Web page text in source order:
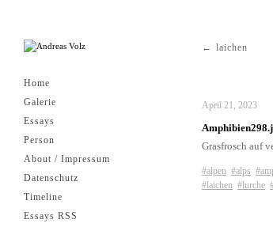
Home
Galerie
Essays
Person
About / Impressum
Datenschutz
Timeline
Essays RSS
laichen
April 21, 2023
Grasfrosch auf
#alpen #alps
#laichen #lurche